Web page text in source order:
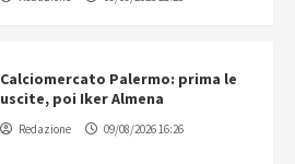
Calciomercato Palermo: prima le
uscite, poi Iker Almena
Redazione 09/08/2026 16:26